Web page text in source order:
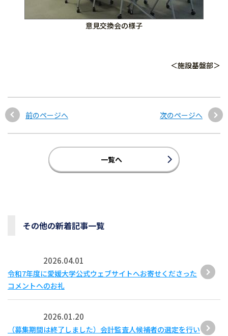
意見交換会の様子
＜施設基盤部＞
前のページへ 次のページへ
一覧へ
その他の新着記事一覧
2026.04.01
令和7年度に愛媛大学公式ウェブサイトへお寄せくださった
コメントへのお礼
2026.01.20
（募集期間は終了しました）会計監査人候補者の選定を行い